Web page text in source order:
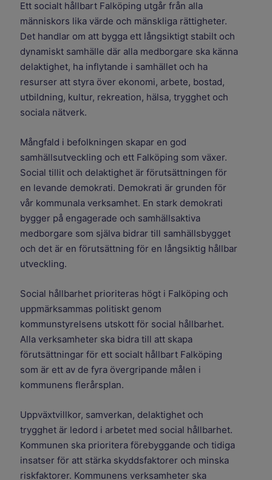
Ett socialt hållbart Falköping utgår från alla
människors lika värde och mänskliga rättigheter.
Det handlar om att bygga ett långsiktigt stabilt och
dynamiskt samhälle där alla medborgare ska känna
delaktighet, ha inflytande i samhället och ha
resurser att styra över ekonomi, arbete, bostad,
utbildning, kultur, rekreation, hälsa, trygghet och
sociala nätverk.
Mångfald i befolkningen skapar en god
samhällsutveckling och ett Falköping som växer.
Social tillit och delaktighet är förutsättningen för
en levande demokrati. Demokrati är grunden för
vår kommunala verksamhet. En stark demokrati
bygger på engagerade och samhällsaktiva
medborgare som själva bidrar till samhällsbygget
och det är en förutsättning för en långsiktig hållbar
utveckling.
Social hållbarhet prioriteras högt i Falköping och
uppmärksammas politiskt genom
kommunstyrelsens utskott för social hållbarhet.
Alla verksamheter ska bidra till att skapa
förutsättningar för ett socialt hållbart Falköping
som är ett av de fyra övergripande målen i
kommunens flerårsplan.
Uppväxtvillkor, samverkan, delaktighet och
trygghet är ledord i arbetet med social hållbarhet.
Kommunen ska prioritera förebyggande och tidiga
insatser för att stärka skyddsfaktorer och minska
riskfaktorer. Kommunens verksamheter ska